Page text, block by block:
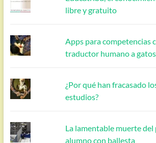
libre y gratuito
Apps para competencias
traductor humano a gatos
¿Por qué han fracasado
estudios?
La lamentable muerte
alumno con ballesta